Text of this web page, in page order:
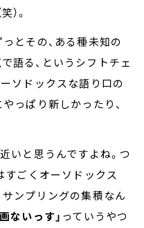
）。
とその、ある種未知の
語る、というシフトチェ
ーソドックスな語り口の
っぱり新しかったり、
いと思うんですよね。つ
すごくオーソドックス
サンプリングの集積なん
ないっす」 っていうやつ